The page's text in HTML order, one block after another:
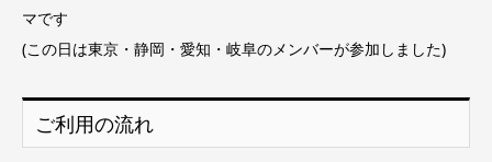
マです
(この日は東京・静岡・愛知・岐阜のメンバーが参加しました)
ご利用の流れ